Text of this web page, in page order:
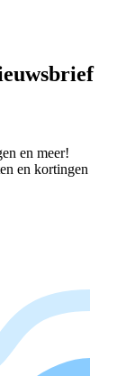
en meer!
en kortingen